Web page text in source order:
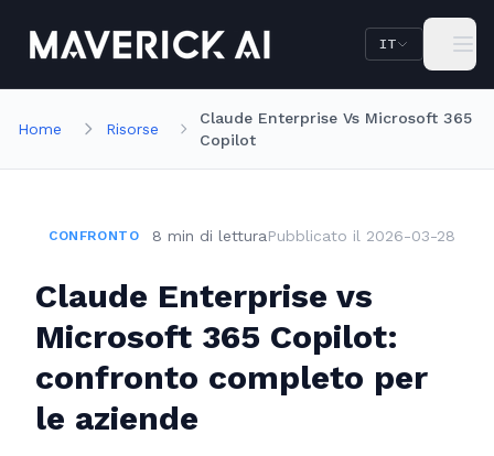
IT
Home Risorse
Claude Enterprise Vs Microsoft 365
Copilot
CONFRONTO 8 min di letturaPubblicato il 2026-03-28
Claude Enterprise vs
Microsoft 365 Copilot:
confronto completo per
le aziende